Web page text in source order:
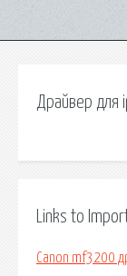
Драйвер для
Links to
Canon mf3200